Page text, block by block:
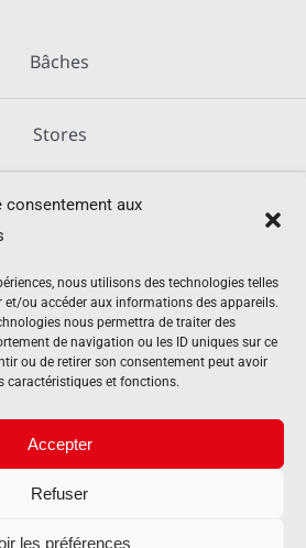
consentement aux
nous utilisons des technologies telles
et/ou accéder aux informations des appareils.
nous permettra de traiter des
de navigation ou les ID uniques sur ce
ou de retirer son consentement peut avoir
caractéristiques et fonctions.
Accepter
Refuser
les préférences
Bâches
Stores
Métallerie
agricoles
légales
de cookies (UE)
Contact